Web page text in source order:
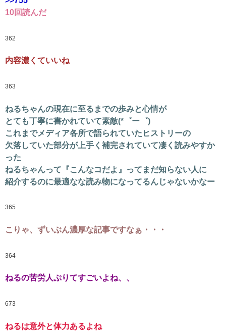
10回読んだ
362
内容濃くていいね
363
ねるちゃんの現在に至るまでの歩みと心情が
とても丁寧に書かれていて素敵(*゜ー゜)
これまでメディア各所で語られていたヒストリーの
欠落していた部分が上手く補完されていて凄く読みやすか
った
ねるちゃんって『こんなコだよ』ってまだ知らない人に
紹介するのに最適なな読み物になってるんじゃないかなー
365
こりゃ、ずいぶん濃厚な記事ですなぁ・・・
364
ねるの苦労人ぷりてすごいよね、、
673
ねるは意外と体力あるよね